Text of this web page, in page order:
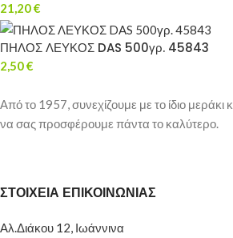
21,20€
ΠΗΛΟΣ ΛΕΥΚΟΣ DAS 500γρ. 45843
2,50€
Από το 1957, συνεχίζουμε με το ίδιο μεράκι
να σας προσφέρουμε πάντα το καλύτερο.
ΣΤΟΙΧΕΙΑ ΕΠΙΚΟΙΝΩΝΙΑΣ
Αλ.Διάκου 12, Ιωάννινα